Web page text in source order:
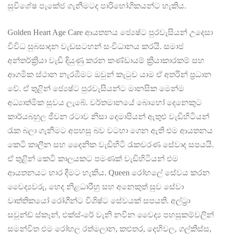
සුවිශේෂ පැකේජ ගැනීමටද පාරිභෝගිකයන්ට හැකිය.
Golden Heart Age Care ආයතනය ජ්‍යෙෂ්ට පුරවැසියන් උදෙසා
විවිධ සුබසාදන වැඩසටහන් සංවිධානය කරයි. සමාජ
අන්තර්ක්‍රියා වැඩි දියුණු කරන කණ්ඩායම් ක්‍රියාකාරකම් සහ
ආගමික ස්ථාන නැරඹීමට ඔවුන් කැටුව යාම ඒ අතරින් ප්‍රධාන
වේ. ඒ තුළින් ජ්‍යෙෂ්ට පුරවැසියන්ට මානසික මෙන්ම
අධ්‍යාත්මික සුවය ලැබේ. වර්තමානයේ බොහෝ දෙනෙකුට
කාර්යබහුල ජීවන රටාව නිසා දෙමාපියන් ඇතුළු වැඩිහිටියන්
රැක බලා ගැනීමට අපහසු බව වටහා ගෙන ඇති එම ආයතනය
කෙටි කාලීන සහ දෛනික වැඩිහිටි රැකවරණ සේවාද සපයයි.
ඒ තුළින් කෙටි කාලයකට පමණක් වැඩිහිටියන් එම
ආයතනයට භාර දීමට හැකිය. Queen රෝහලේ සේවය කරන
වෛද්‍යවරු, හෙද නිළධාරීහු සහ අනෙකුත් සුව සේවා
වෘත්තිකයෝ රෝගීන්ට විශිෂ්ට සේවයක් සපයති. අල්ට්‍රා
සවුන්ඩ් ස්කෑන්, එක්ස්-රේ වැනි නවීන වෛද්‍ය පහසුකම්වලින්
සමන්විත එම රෝහල රත්මලාන, කළුතර, දෙහිවල, ගල්කිස්ස,